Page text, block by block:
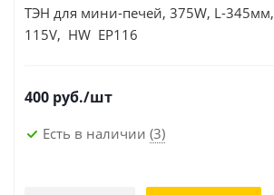
ТЭН для мини-печей, 375W, L-345мм,
115V, HW EP116
400 руб./шт
Есть в наличии (3)